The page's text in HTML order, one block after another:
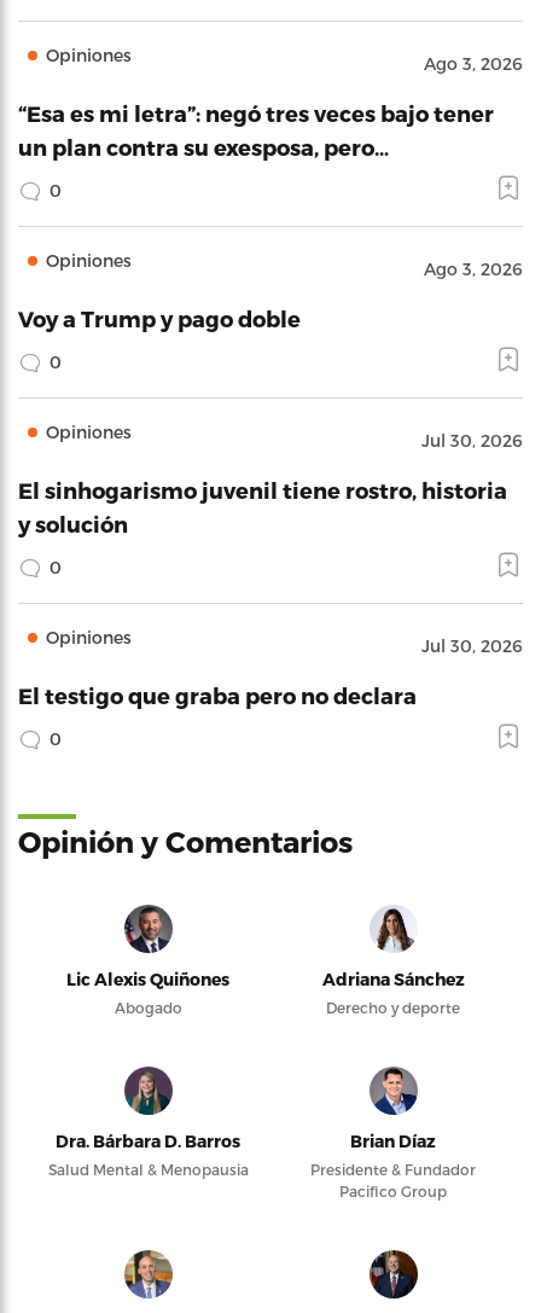
Opiniones Ago 3, 2026
“Esa es mi letra”: negó tres veces bajo tener
un plan contra su exesposa, pero…
0
Opiniones Ago 3, 2026
Voy a Trump y pago doble
0
Opiniones Jul 30, 2026
El sinhogarismo juvenil tiene rostro, historia
y solución
0
Opiniones Jul 30, 2026
El testigo que graba pero no declara
0
Opinión y Comentarios
Lic Alexis Quiñones
Abogado
Adriana Sánchez
Derecho y deporte
Dra. Bárbara D. Barros
Salud Mental & Menopausia
Brian Díaz
Presidente & Fundador
Pacifico Group